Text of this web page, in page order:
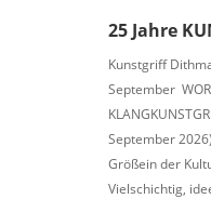
25 Jahre
Kunstgriff
September
September
Größein der
Vielschichtig,